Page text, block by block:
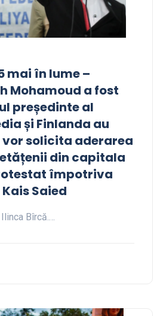
mai în lume –
Mohamoud a fost
președinte al
și Finlanda au
solicita aderarea
din capitala
împotriva
Saied
Bîrcă.…